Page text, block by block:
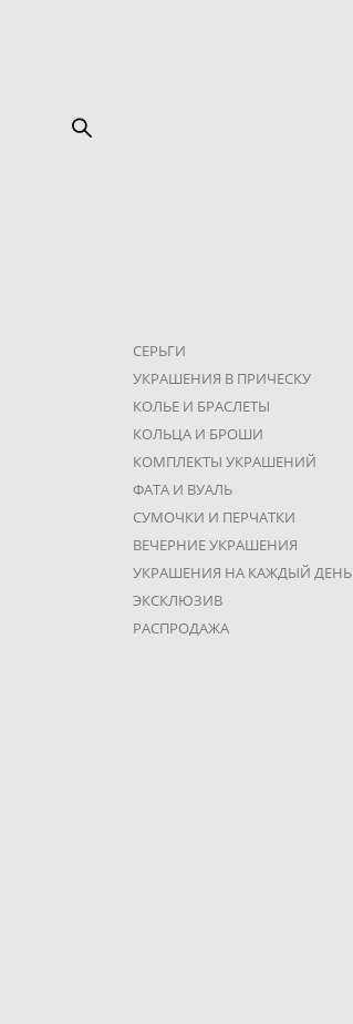
СЕРЬГИ
УКРАШЕНИЯ В ПРИЧЕСКУ
КОЛЬЕ И БРАСЛЕТЫ
КОЛЬЦА И БРОШИ
КОМПЛЕКТЫ УКРАШЕНИЙ
ФАТА И ВУАЛЬ
СУМОЧКИ И ПЕРЧАТКИ
ВЕЧЕРНИЕ УКРАШЕНИЯ
УКРАШЕНИЯ НА КАЖДЫЙ ДЕНЬ
ЭКСКЛЮЗИВ
РАСПРОДАЖА